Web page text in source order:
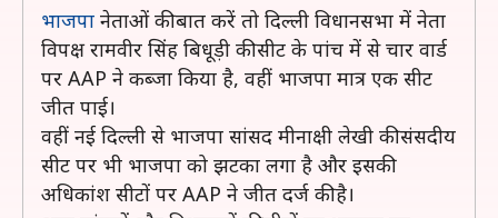
भाजपा नेताओं की बात करें तो दिल्ली विधानसभा में नेता
विपक्ष रामवीर सिंह बिधूड़ी की सीट के पांच में से चार वार्ड
पर AAP ने कब्जा किया है, वहीं भाजपा मात्र एक सीट
जीत पाई।
वहीं नई दिल्ली से भाजपा सांसद मीनाक्षी लेखी की संसदीय
सीट पर भी भाजपा को झटका लगा है और इसकी
अधिकांश सीटों पर AAP ने जीत दर्ज की है।